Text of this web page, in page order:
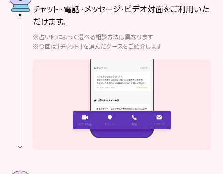
チャット・電話・メッセージ・ビデオ対面をご利用いた
だけます。
※占い師によって選べる相談方法は異なります
※今回は「チャット」を選んだケースをご紹介します